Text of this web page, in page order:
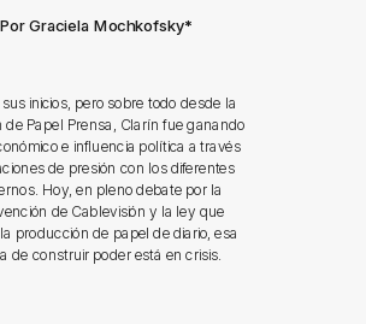
Por Graciela Mochkofsky*
inicios, pero sobre todo desde la
de Papel Prensa, Clarín fue ganando
e influencia política a través
de presión con los diferentes
Hoy, en pleno debate por la
de Cablevisión y la ley que
producción de papel de diario, esa
de construir poder está en crisis.